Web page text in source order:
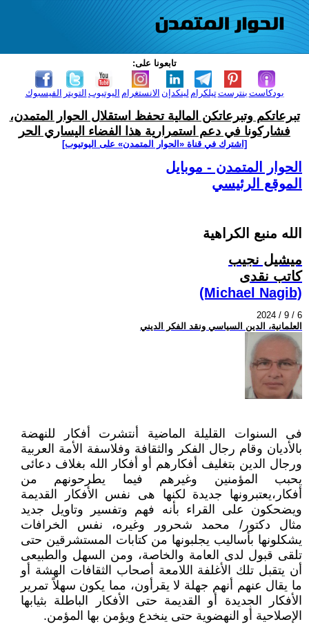
تابعونا على:
الفيسبوك التويتر اليوتيوب الانستغرام لينكدإن تيلكرامبنترست بودكاست
تبرعاتكم وتبرعاتكن المالية تحفظ استقلال الحوار المتمدن،
فشاركونا في دعم استمرارية هذا الفضاء اليساري الحر
[اشترك في قناة ‫«الحوار المتمدن» على اليوتيوب]
الحوار المتمدن - موبايل
الموقع الرئيسي
الله منبع الكراهية
ميشيل نجيب
كاتب نقدى
(Michael Nagib)
2024 / 9 / 6
العلمانية، الدين السياسي ونقد الفكر الديني
فى السنوات القليلة الماضية أنتشرت أفكار للنهضة
بالأديان وقام رجال الفكر والثقافة وفلاسفة الأمة العربية
ورجال الدين بتغليف أفكارهم ‏أو أفكار الله بغلاف دعائى
يحبب المؤمنين وغيرهم فيما يطرحونهم من
أفكار،يعتبرونها جديدة لكنها هى نفس الأفكار القديمة
ويضحكون ‏على القراء بأنه فهم وتفسير وتاويل جديد
مثال دكتور/ محمد شحرور وغيره، نفس الخرافات
يشكلونها بأساليب يجلبونها من كتابات ‏المستشرقين حتى
تلقى قبول لدى العامة والخاصة، ومن السهل والطبيعى
أن يتقبل تلك الأغلفة اللامعة أصحاب الثقافات الهشة أو
ما ‏يقال عنهم أنهم جهلة لا يقرأون، مما يكون سهلاً تمرير
الأفكار الجديدة أو القديمة حتى الأفكار الباطلة بثيابها
الإصلاحية أو النهضوية ‏حتى ينخدع ويؤمن بها المؤمن.‏